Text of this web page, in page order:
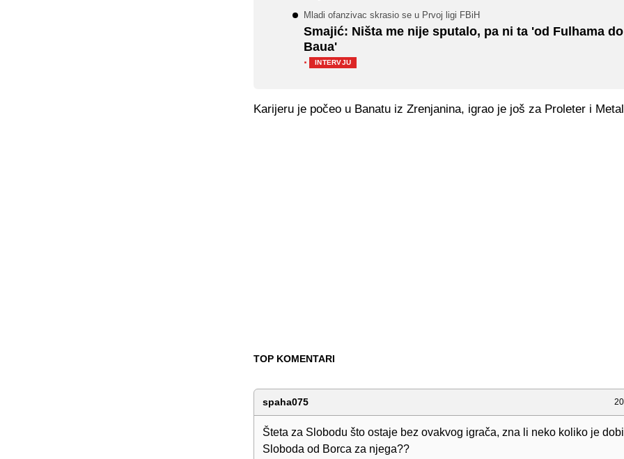
Mladi ofanzivac skrasio se u Prvoj ligi FBiH
Smajić: Ništa me nije sputalo, pa ni ta 'od Fulhama
Baua'
·
INTERVJU
Karijeru je počeo u Banatu iz Zrenjanina, igrao je još za Proleter i
TOP KOMENTARI
spaha075
Šteta za Slobodu što ostaje bez ovakvog igrača, zna li neko koliko je
Sloboda od Borca za njega??